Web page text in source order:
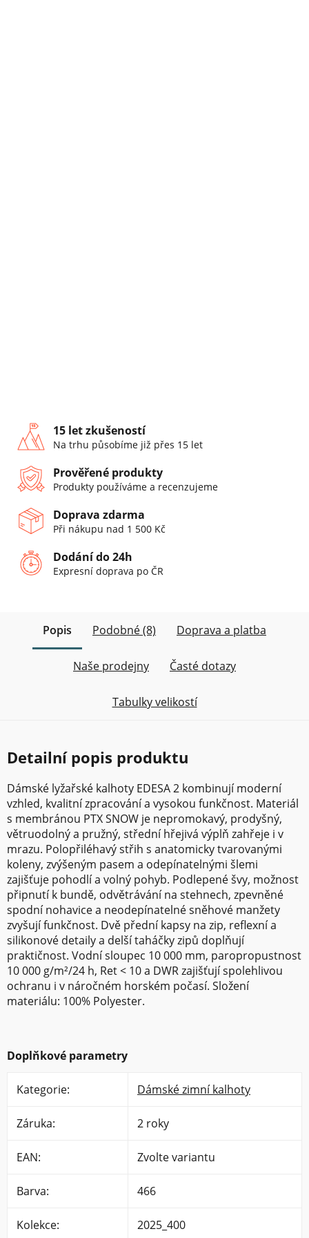
15 let zkušeností
Na trhu působíme již přes 15 let
Prověřené produkty
Produkty používáme a recenzujeme
Doprava zdarma
Při nákupu nad 1 500 Kč
Dodání do 24h
Expresní doprava po ČR
Popis Podobné (8) Doprava a platba
Naše prodejny Časté dotazy
Tabulky velikostí
Detailní popis produktu
Dámské lyžařské kalhoty EDESA 2 kombinují moderní
vzhled, kvalitní zpracování a vysokou funkčnost. Materiál
s membránou PTX SNOW je nepromokavý, prodyšný,
větruodolný a pružný, střední hřejivá výplň zahřeje i v
mrazu. Polopřiléhavý střih s anatomicky tvarovanými
koleny, zvýšeným pasem a odepínatelnými šlemi
zajišťuje pohodlí a volný pohyb. Podlepené švy, možnost
připnutí k bundě, odvětrávání na stehnech, zpevněné
spodní nohavice a neodepínatelné sněhové manžety
zvyšují funkčnost. Dvě přední kapsy na zip, reflexní a
silikonové detaily a delší taháčky zipů doplňují
praktičnost. Vodní sloupec 10 000 mm, paropropustnost
10 000 g/m²/24 h, Ret < 10 a DWR zajišťují spolehlivou
ochranu i v náročném horském počasí. Složení
materiálu: 100% Polyester.
Doplňkové parametry
Kategorie: Dámské zimní kalhoty
Záruka: 2 roky
EAN: Zvolte variantu
Barva: 466
Kolekce: 2025_400